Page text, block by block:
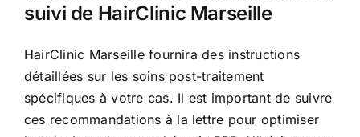
suivi de HairClinic Marseille
HairClinic Marseille fournira des instructions
détaillées sur les soins post-traitement
spécifiques à votre cas. Il est important de suivre
ces recommandations à la lettre pour optimiser